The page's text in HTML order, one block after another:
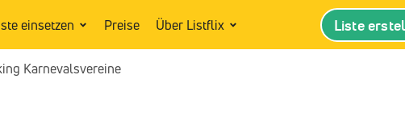
einsetzen Preise Über Listflix Liste
Karnevalsvereine